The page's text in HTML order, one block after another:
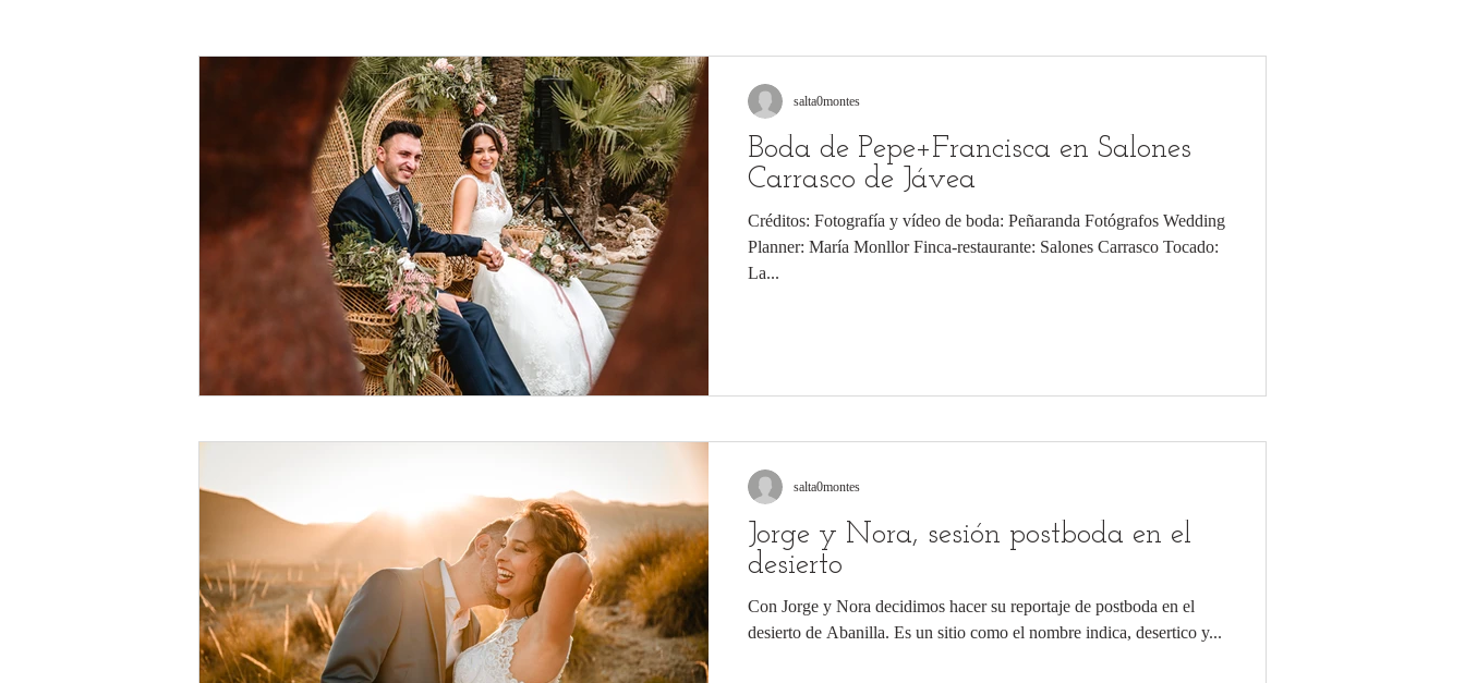
Boda de Pepe+Francisca en Salones
Carrasco de Jávea
Créditos: Fotografía y vídeo de boda: Peñaranda Fotógrafos Wedding
Planner: María Monllor Finca-restaurante: Salones Carrasco Tocado:
La...
salta0montes
Jorge y Nora, sesión postboda en el
desierto
Con Jorge y Nora decidimos hacer su reportaje de postboda en el
desierto de Abanilla. Es un sitio como el nombre indica, desertico y...
salta0montes